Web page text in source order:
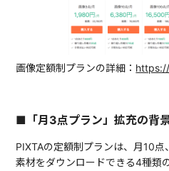
画像定額制プランの詳細：
■「月3点プラン」拡充の背
PIXTAの定額制プランは、月10
素材をダウンロードできる4種類